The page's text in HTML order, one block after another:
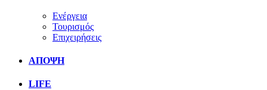
Ενέργεια
Τουρισμός
Επιχειρήσεις
ΑΠΟΨΗ
LIFE